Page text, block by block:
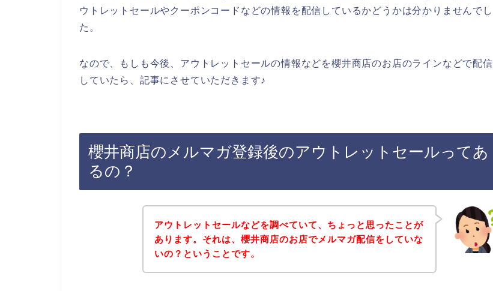
ウトレットセールやクーポンコードなどの情報を配信しているかどうかは分かりませんでし
た。
なので、もしも今後、アウトレットセールの情報などを櫻井商店のお店のラインなどで配信
していたら、記事にさせていただきます♪
櫻井商店のメルマガ登録後のアウトレットセールってあ
るの？
アウトレットセールなどを調べていて、ちょっと思ったことが
あります。それは、櫻井商店のお店でメルマガ配信をしていな
いの？ということです。